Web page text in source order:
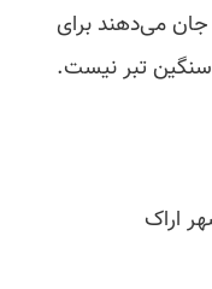
جان می‌دهند برای
تبر نیست.
اراک